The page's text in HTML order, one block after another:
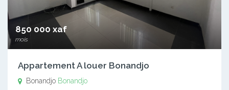
850 000 xaf
mois
Appartement A louer Bonandjo
Bonandjo Bonandjo